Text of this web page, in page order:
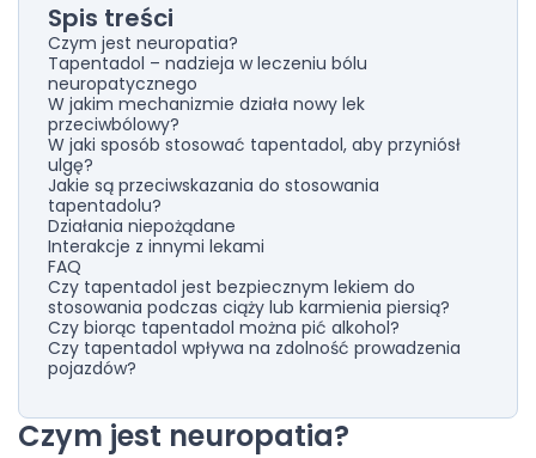
Spis treści
Czym jest neuropatia?
Tapentadol – nadzieja w leczeniu bólu
neuropatycznego
W jakim mechanizmie działa nowy lek
przeciwbólowy?
W jaki sposób stosować tapentadol, aby przyniósł
ulgę?
Jakie są przeciwskazania do stosowania
tapentadolu?
Działania niepożądane
Interakcje z innymi lekami
FAQ
Czy tapentadol jest bezpiecznym lekiem do
stosowania podczas ciąży lub karmienia piersią?
Czy biorąc tapentadol można pić alkohol?
Czy tapentadol wpływa na zdolność prowadzenia
pojazdów?
Czym jest neuropatia?